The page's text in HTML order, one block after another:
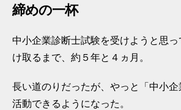
締めの一杯
中小企業診断士試験を受けようと思
け取るまで、約５年と４ヵ月。
長い道のりだったが、やっと「中小
活動できるようになった。